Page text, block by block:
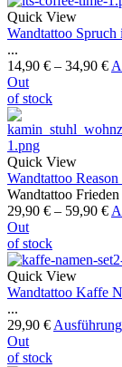
Quick View
Wandtattoo Spruch
...
14,90 € – 34,90 €
Out
of stock
Quick View
Wandtattoo
Wandtattoo
29,90 € – 59,90 €
Out
of stock
Quick View
Wandtattoo Kaffe
...
29,90 €
Out
of stock